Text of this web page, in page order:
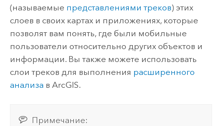
(называемые представлениями треков) этих
слоев в своих картах и приложениях, которые
позволят вам понять, где были мобильные
пользователи относительно других объектов и
информации. Вы также можете использовать
слои треков для выполнения расширенного
анализа в ArcGIS.
Примечание: